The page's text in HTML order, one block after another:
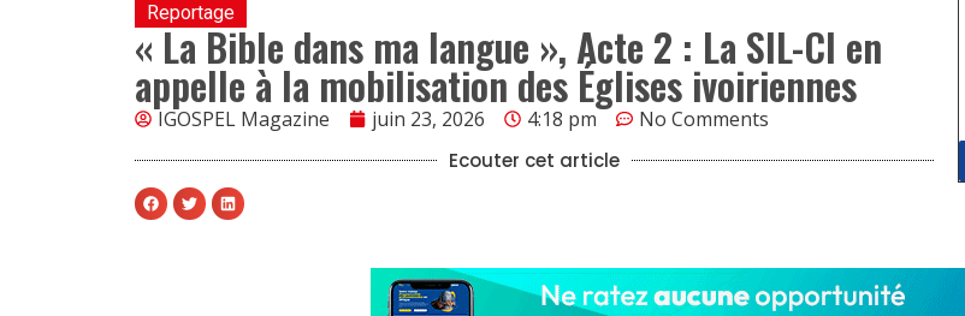
Reportage
« La Bible dans ma langue », Acte 2 : La SIL-CI en
appelle à la mobilisation des Églises ivoiriennes
IGOSPEL Magazine juin 23, 2026 4:18 pm No Comments
Ecouter cet article